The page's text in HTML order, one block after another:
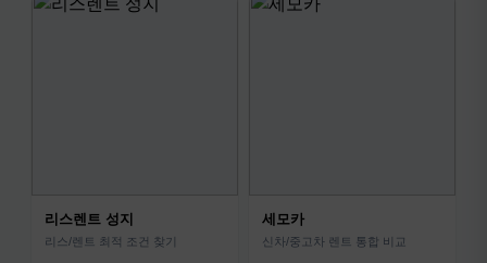
리스렌트 성지
리스/렌트 최적 조건 찾기
세모카
신차/중고차 렌트 통합 비교